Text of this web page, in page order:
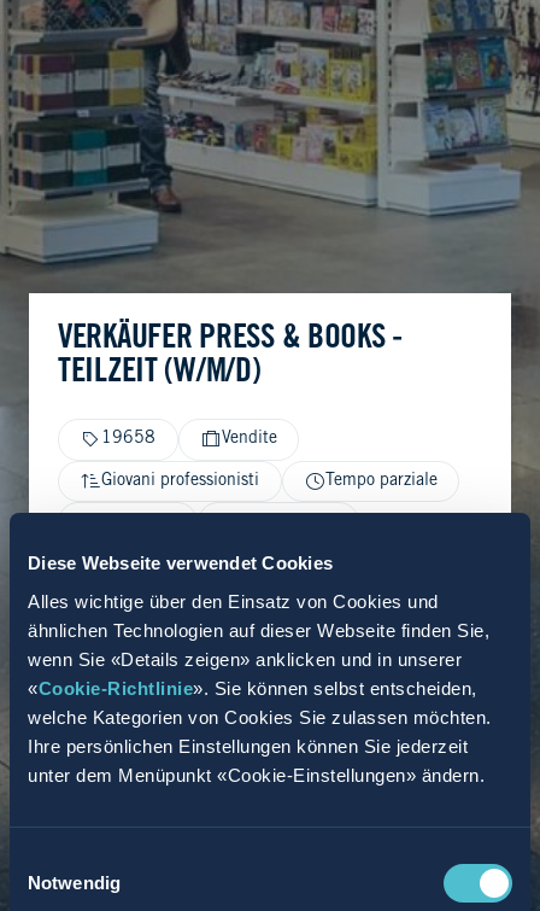
Diese Webseite verwendet Cookies
Alles wichtige über den Einsatz von Cookies und
ähnlichen Technologien auf dieser Webseite finden Sie,
wenn Sie «Details zeigen» anklicken und in unserer
«Cookie-Richtlinie». Sie können selbst entscheiden,
welche Kategorien von Cookies Sie zulassen möchten.
Ihre persönlichen Einstellungen können Sie jederzeit
unter dem Menüpunkt «Cookie-Einstellungen» ändern.
Notwendig
VERKÄUFER PRESS & BOOKS -
TEILZEIT (W/M/D)
19658 Vendite
Giovani professionisti Tempo parziale